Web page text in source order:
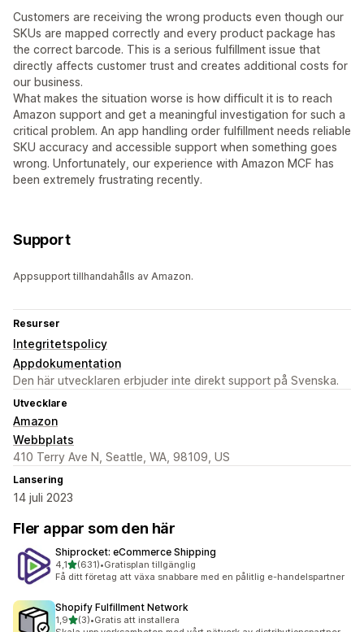
Customers are receiving the wrong products even though our
SKUs are mapped correctly and every product package has
the correct barcode. This is a serious fulfillment issue that
directly affects customer trust and creates additional costs for
our business.
What makes the situation worse is how difficult it is to reach
Amazon support and get a meaningful investigation for such a
critical problem. An app handling order fulfillment needs reliable
SKU accuracy and accessible support when something goes
wrong. Unfortunately, our experience with Amazon MCF has
been extremely frustrating recently.
Support
Appsupport tillhandahålls av Amazon.
Resurser
Integritetspolicy
Appdokumentation
Den här utvecklaren erbjuder inte direkt support på Svenska.
Utvecklare
Amazon
Webbplats
410 Terry Ave N, Seattle, WA, 98109, US
Lansering
14 juli 2023
Fler appar som den här
Shiprocket: eCommerce Shipping
4,1av 5 stjärnor
(631)
631 recensioner totalt
•Gratisplan tillgänglig
Få ditt företag att växa snabbare med en pålitlig e-handelspartner
Shopify Fulfillment Network
1,9av 5 stjärnor
(3)
3 recensioner totalt
•Gratis att installera